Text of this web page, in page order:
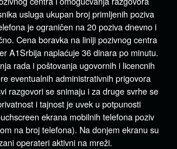
usluga ukupan broj primljenih poziva
je ograničen na 20 poziva dnevno i
Cena boravka na liniji pozivnog centra
A1Srbija naplaćuje 36 dinara po minutu.
rada i poštovanja ugovornih i licencnih
eventualnih administrativnih prigovora
razgovori se snimaju i za druge svrhe se
i tajnost je uvek u potpunosti
ekrana mobilnih telefona poziv
na broj telefona). Na donjem ekranu su
operateri aktivni na mreži.